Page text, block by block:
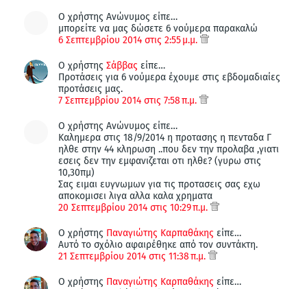
Ο χρήστης Ανώνυμος είπε…
μπορείτε να μας δώσετε 6 νούμερα παρακαλώ
6 Σεπτεμβρίου 2014 στις 2:55 μ.μ.
Ο χρήστης Σάββας είπε…
Προτάσεις για 6 νούμερα έχουμε στις εβδομαδιαίες
προτάσεις μας.
7 Σεπτεμβρίου 2014 στις 7:58 π.μ.
Ο χρήστης Ανώνυμος είπε…
Καλημερα στις 18/9/2014 η προτασης η πενταδα Γ
ηλθε στην 44 κληρωση ..που δεν την προλαβα ,γιατι
εσεις δεν την εμφανιζεται οτι ηλθε? (γυρω στις
10,30πμ)
Σας ειμαι ευγνωμων για τις προτασεις σας εχω
αποκομισει λιγα αλλα καλα χρηματα
20 Σεπτεμβρίου 2014 στις 10:29 π.μ.
Ο χρήστης Παναγιώτης Καρπαθάκης είπε…
Αυτό το σχόλιο αφαιρέθηκε από τον συντάκτη.
21 Σεπτεμβρίου 2014 στις 11:38 π.μ.
Ο χρήστης Παναγιώτης Καρπαθάκης είπε…